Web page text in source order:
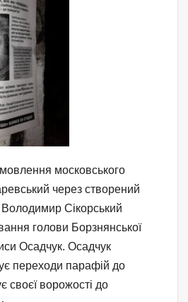
московського
через створений
Сікорський
голови Борзнянської
Осадчук. Осадчук
переходи парафій до
своєї ворожості до